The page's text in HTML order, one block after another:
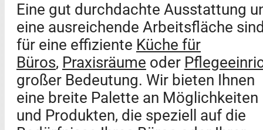
Eine gut durchdachte Ausstattung
eine ausreichende Arbeitsfläche
für eine effiziente Küche für
Büros, Praxisräume oder
großer Bedeutung. Wir bieten Ihnen
eine breite Palette an Möglichkeiten
und Produkten, die speziell auf die